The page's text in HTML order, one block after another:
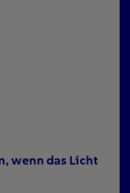
wenn das Licht